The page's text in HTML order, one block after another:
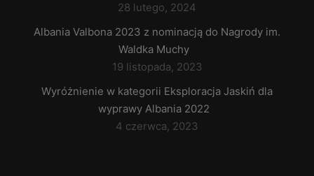
28 lutego, 2024
Albania Valbona 2023 z nominacją do Nagrody im.
Waldka Muchy
19 listopada, 2023
Wyróżnienie w kategorii Eksploracja Jaskiń dla
wyprawy Albania 2022
4 czerwca, 2023